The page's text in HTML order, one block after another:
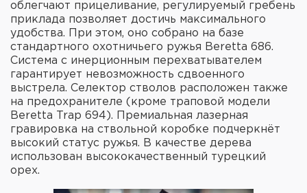
облегчают прицеливание, регулируемый гребень
приклада позволяет достичь максимального
удобства. При этом, оно собрано на базе
стандартного охотничьего ружья Beretta 686.
Система с инерционным перехватывателем
гарантирует невозможность сдвоенного
выстрела. Селектор стволов расположен также
на предохранителе (кроме траповой модели
Beretta Trap 694). Премиальная лазерная
гравировка на ствольной коробке подчеркнёт
высокий статус ружья. В качестве дерева
использован высококачественный турецкий
орех.